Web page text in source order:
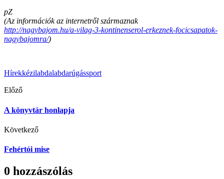
pZ
(Az információk az internetről származnak
http://nagybajom.hu/a-vilag-3-kontinenserol-erkeznek-focicsapatok-
nagybajomra/)
Hírekkézilabdalabdarúgássport
Előző
A könyvtár honlapja
Következő
Fehértói mise
0 hozzászólás